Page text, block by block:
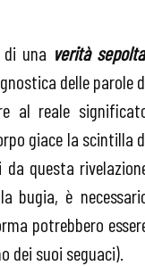
una verità sepolta
delle parole
al reale
giace la scintilla
questa
bugia, è
potrebbero
dei suoi seguaci).